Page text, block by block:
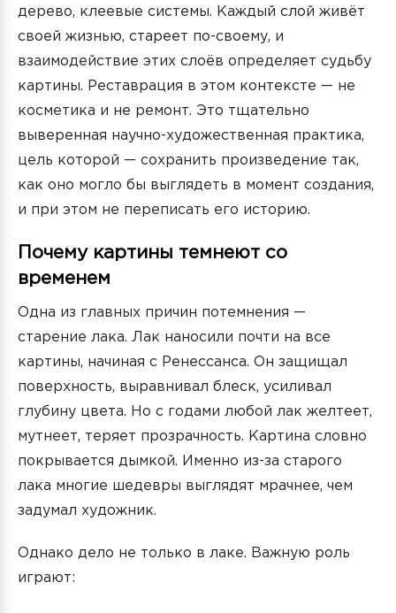
дерево, клеевые системы. Каждый слой живёт
своей жизнью, стареет по-своему, и
взаимодействие этих слоёв определяет судьбу
картины. Реставрация в этом контексте — не
косметика и не ремонт. Это тщательно
выверенная научно-художественная практика,
цель которой — сохранить произведение так,
как оно могло бы выглядеть в момент создания,
и при этом не переписать его историю.
Почему картины темнеют со
временем
Одна из главных причин потемнения —
старение лака. Лак наносили почти на все
картины, начиная с Ренессанса. Он защищал
поверхность, выравнивал блеск, усиливал
глубину цвета. Но с годами любой лак желтеет,
мутнеет, теряет прозрачность. Картина словно
покрывается дымкой. Именно из-за старого
лака многие шедевры выглядят мрачнее, чем
задумал художник.
Однако дело не только в лаке. Важную роль
играют: